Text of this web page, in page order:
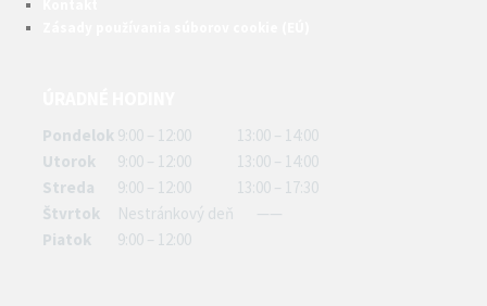
Pondelok9:00 – 12:00
13:00 – 14:00
Utorok
9:00 – 12:00
13:00 – 14:00
Streda
9:00 – 12:00
13:00 – 17:30
Štvrtok
Nestránkový deň ——
Piatok
9:00 – 12:00